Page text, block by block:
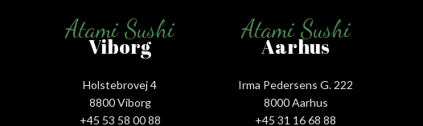
Atami Sushi
Viborg
Holstebrovej 4
8800 Viborg
+45 53 58 00 88
Atami Sushi
Aarhus
Irma Pedersens G. 222
8000 Aarhus
+45 31 16 68 88